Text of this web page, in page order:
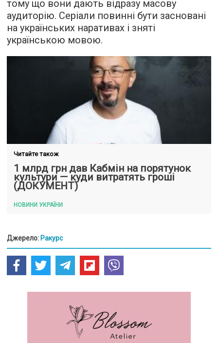
тому що вони дають відразу масову
аудиторію. Серіали повинні бути засновані
на українських наративах і зняті
українською мовою.
Читайте також
1 млрд грн дав Кабмін на порятунок
культури — куди витратять гроші
(ДОКУМЕНТ)
НОВИНИ УКРАЇНИ
Джерело: Ракурс